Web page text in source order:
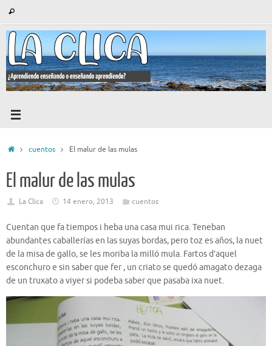
contenido
Buscar
Iniciocuentos El malur de las mulas
El malur de las mulas
La Clica 14 enero, 2013 cuentos
Cuentan que fa tiempos i heba una casa mui rica. Teneban
abundantes caballerías en las suyas bordas, pero toz es años, la nuet
de la misa de gallo, se les moriba la milló mula. Fartos d’aquel
esconchuro e sin saber que fer , un criato se quedó amagato dezaga
de un truxato a viyer si podeba saber que pasaba ixa nuet.